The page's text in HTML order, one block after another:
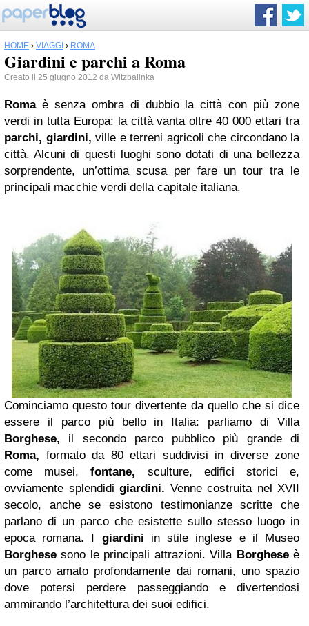
HOME › VIAGGI › ROMA
Giardini e parchi a Roma
Creato il 25 giugno 2012 da Witzbalinka
Romaè senza ombra di dubbio la città con più zone
verdi in tutta Europa: la città vanta oltre 40 000 ettari tra
parchi, giardini, ville e terreni agricoli che circondano la
città. Alcuni di questi luoghi sono dotati di una bellezza
sorprendente, un’ottima scusa per fare un tour tra le
principali macchie verdi della capitale italiana.
Cominciamo questo tour divertente da quello che si dice
essere il parco più bello in Italia: parliamo di Villa
Borghese, il secondo parco pubblico più grande di
Roma, formato da 80 ettari suddivisi in diverse zone
come musei,fontane, sculture, edifici storici e,
ovviamente splendidi giardini. Venne costruita nel XVII
secolo, anche se esistono testimonianze scritte che
parlano di un parco che esistette sullo stesso luogo in
epoca romana. I giardini in stile inglese e il Museo
Borghese sono le principali attrazioni. Villa Borgheseè
un parco amato profondamente dai romani, uno spazio
dove potersi perdere passeggiando e divertendosi
ammirando l’architettura dei suoi edifici.